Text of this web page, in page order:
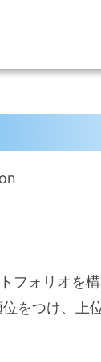
ォリオを
をつけ、上